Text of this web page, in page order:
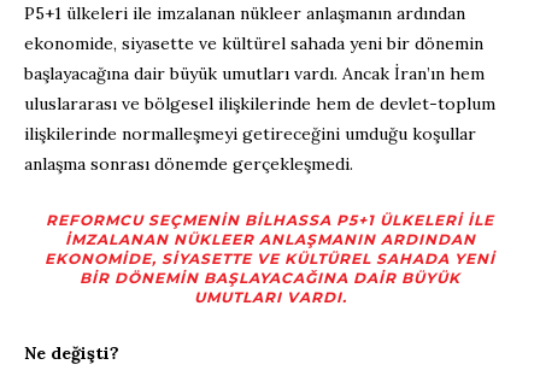
P5+1 ülkeleri ile imzalanan nükleer anlaşmanın ardından
ekonomide, siyasette ve kültürel sahada yeni bir dönemin
başlayacağına dair büyük umutları vardı. Ancak İran’ın hem
uluslararası ve bölgesel ilişkilerinde hem de devlet-toplum
ilişkilerinde normalleşmeyi getireceğini umduğu koşullar
anlaşma sonrası dönemde gerçekleşmedi.
REFORMCU SEÇMENIN BILHASSA P5+1 ÜLKELERI ILE
IMZALANAN NÜKLEER ANLAŞMANIN ARDINDAN
EKONOMIDE, SIYASETTE VE KÜLTÜREL SAHADA YENI
BIR DÖNEMIN BAŞLAYACAĞINA DAIR BÜYÜK
UMUTLARI VARDI.
Ne değişti?